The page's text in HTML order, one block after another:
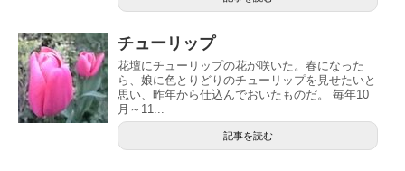
チューリップ
花壇にチューリップの花が咲いた。春になった
ら、娘に色とりどりのチューリップを見せたいと
思い、昨年から仕込んでおいたものだ。 毎年10
月～11...
記事を読む